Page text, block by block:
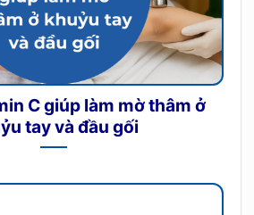
C giúp làm mờ thâm ở
tay và đầu gối